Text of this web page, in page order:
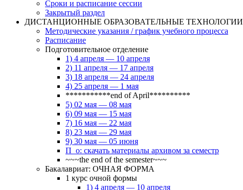
Сроки и расписание сессии
Закрытый раздел
ДИСТАНЦИОННЫЕ ОБРАЗОВАТЕЛЬНЫЕ ТЕХНОЛОГИИ
Методические указания / график учебного процесса
Расписание
Подготовительное отделение
1) 4 апреля — 10 апреля
2) 11 апреля — 17 апреля
3) 18 апреля — 24 апреля
4) 25 апреля — 1 мая
***********end of April**********
5) 02 мая — 08 мая
6) 09 мая — 15 мая
7) 16 мая — 22 мая
8) 23 мая — 29 мая
9) 30 мая — 05 июня
П_о: скачать материалы архивом за семестр
~~~the end of the semester~~~
Бакалавриат: ОЧНАЯ ФОРМА
1 курс очной формы
1) 4 апреля — 10 апреля